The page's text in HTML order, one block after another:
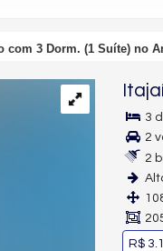
com 3 Dorm. (1 Suíte) no
3
2
2
R$